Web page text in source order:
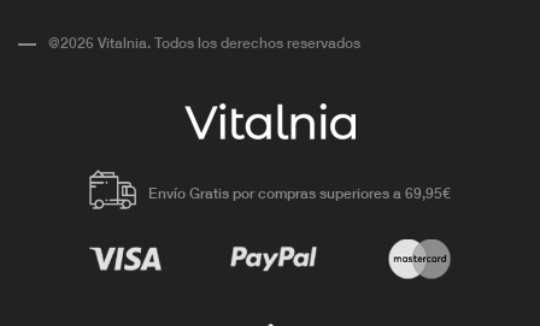
@2026 Vitalnia. Todos los derechos reservados
Envío Gratis por compras superiores a 69,95€